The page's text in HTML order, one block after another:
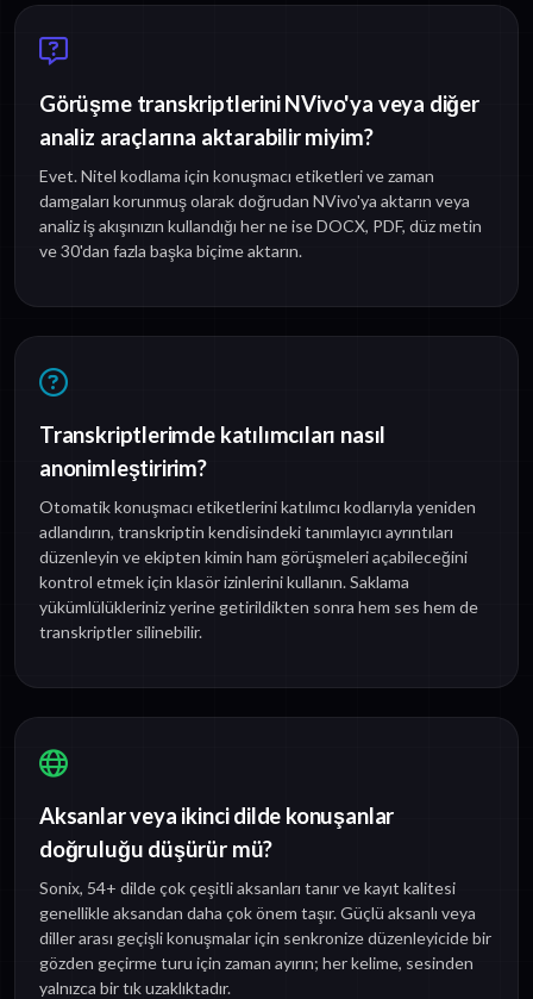
Görüşme transkriptlerini NVivo'ya veya diğer
analiz araçlarına aktarabilir miyim?
Evet. Nitel kodlama için konuşmacı etiketleri ve zaman
damgaları korunmuş olarak doğrudan NVivo'ya aktarın veya
analiz iş akışınızın kullandığı her ne ise DOCX, PDF, düz metin
ve 30'dan fazla başka biçime aktarın.
Transkriptlerimde katılımcıları nasıl
anonimleştiririm?
Otomatik konuşmacı etiketlerini katılımcı kodlarıyla yeniden
adlandırın, transkriptin kendisindeki tanımlayıcı ayrıntıları
düzenleyin ve ekipten kimin ham görüşmeleri açabileceğini
kontrol etmek için klasör izinlerini kullanın. Saklama
yükümlülükleriniz yerine getirildikten sonra hem ses hem de
transkriptler silinebilir.
Aksanlar veya ikinci dilde konuşanlar
doğruluğu düşürür mü?
Sonix, 54+ dilde çok çeşitli aksanları tanır ve kayıt kalitesi
genellikle aksandan daha çok önem taşır. Güçlü aksanlı veya
diller arası geçişli konuşmalar için senkronize düzenleyicide bir
gözden geçirme turu için zaman ayırın; her kelime, sesinden
yalnızca bir tık uzaklıktadır.